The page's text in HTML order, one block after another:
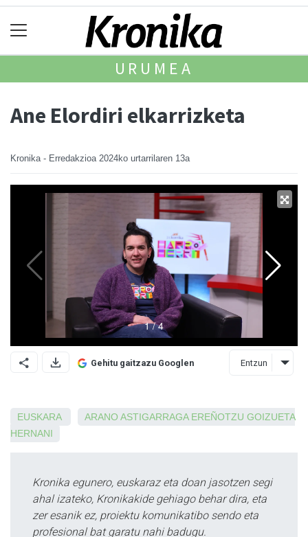
URUMEA
Ane Elordiri elkarrizketa
Kronika - Erredakzioa 2024ko urtarrilaren 13a
Gehitu gaitzazu Googlen Entzun
EUSKARA ARANO ASTIGARRAGA EREÑOTZU GOIZUETA
HERNANI
Kronika egunero, euskaraz eta doan jasotzen segi
ahal izateko, Kronikakide gehiago behar dira, eta
zer esanik ez, proiektu komunikatibo sendo eta
profesional bat garatu nahi badugu.